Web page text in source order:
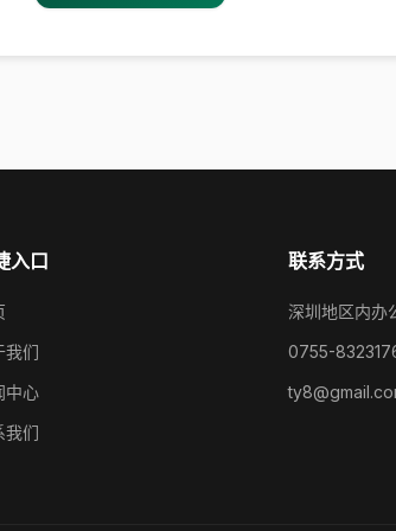
入口
我们
中心
我们
联系方式
深圳地区内办
0755-